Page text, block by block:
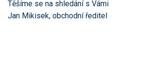
Těšíme se na shledání s Vámi
Jan Mikisek, obchodní ředitel